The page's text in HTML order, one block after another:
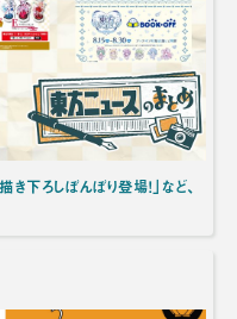
下ろしぼんぼり登場！」など、